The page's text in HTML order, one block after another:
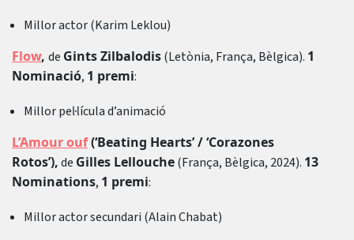
Millor actor (Karim Leklou)
Flow, de Gints Zilbalodis(Letònia, França, Bèlgica). 1
Nominació, 1 premi:
Millor pel·lícula d’animació
L’Amour ouf(‘Beating Hearts’ / ‘Corazones
Rotos’),de Gilles Lellouche(França, Bèlgica, 2024). 13
Nominations, 1 premi:
Millor actor secundari (Alain Chabat)